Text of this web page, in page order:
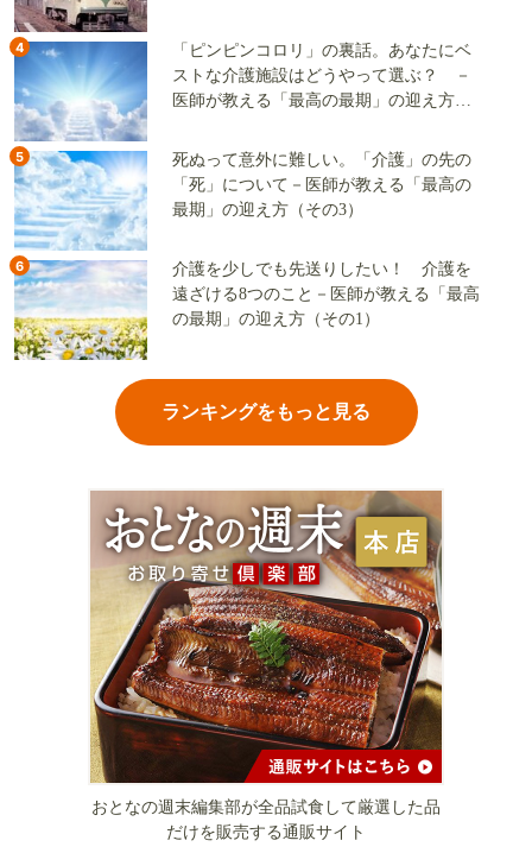
4
「ピンピンコロリ」の裏話。あなたにベ
ストな介護施設はどうやって選ぶ？ －
医師が教える「最高の最期」の迎え方
5
死ぬって意外に難しい。「介護」の先の
「死」について－医師が教える「最高の
最期」の迎え方（その3）
6
介護を少しでも先送りしたい！ 介護を
遠ざける8つのこと－医師が教える「最高
の最期」の迎え方（その1）
ランキングをもっと見る
おとなの週末編集部が全品試食して厳選した品
だけを販売する通販サイト